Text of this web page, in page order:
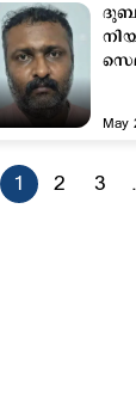
May
1 2 3